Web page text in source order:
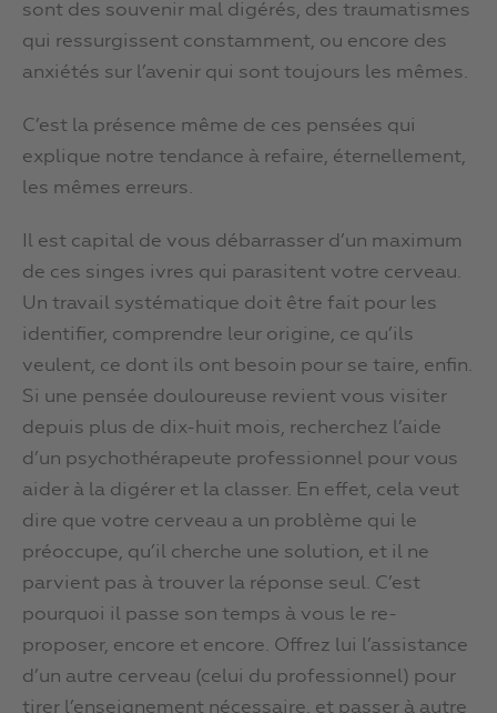
sont des souvenir mal digérés, des traumatismes
qui ressurgissent constamment, ou encore des
anxiétés sur l’avenir qui sont toujours les mêmes.
C’est la présence même de ces pensées qui
explique notre tendance à refaire, éternellement,
les mêmes erreurs.
Il est capital de vous débarrasser d’un maximum
de ces singes ivres qui parasitent votre cerveau.
Un travail systématique doit être fait pour les
identifier, comprendre leur origine, ce qu’ils
veulent, ce dont ils ont besoin pour se taire, enfin.
Si une pensée douloureuse revient vous visiter
depuis plus de dix-huit mois, recherchez l’aide
d’un psychothérapeute professionnel pour vous
aider à la digérer et la classer. En effet, cela veut
dire que votre cerveau a un problème qui le
préoccupe, qu’il cherche une solution, et il ne
parvient pas à trouver la réponse seul. C’est
pourquoi il passe son temps à vous le re-
proposer, encore et encore. Offrez lui l’assistance
d’un autre cerveau (celui du professionnel) pour
tirer l’enseignement nécessaire, et passer à autre